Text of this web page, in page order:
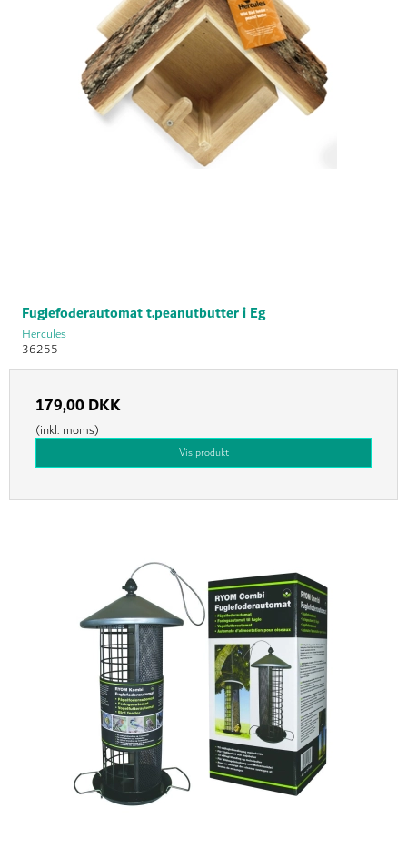
Fuglefoderautomat t.peanutbutter i Eg
Hercules
36255
179,00 DKK
(inkl. moms)
Vis produkt